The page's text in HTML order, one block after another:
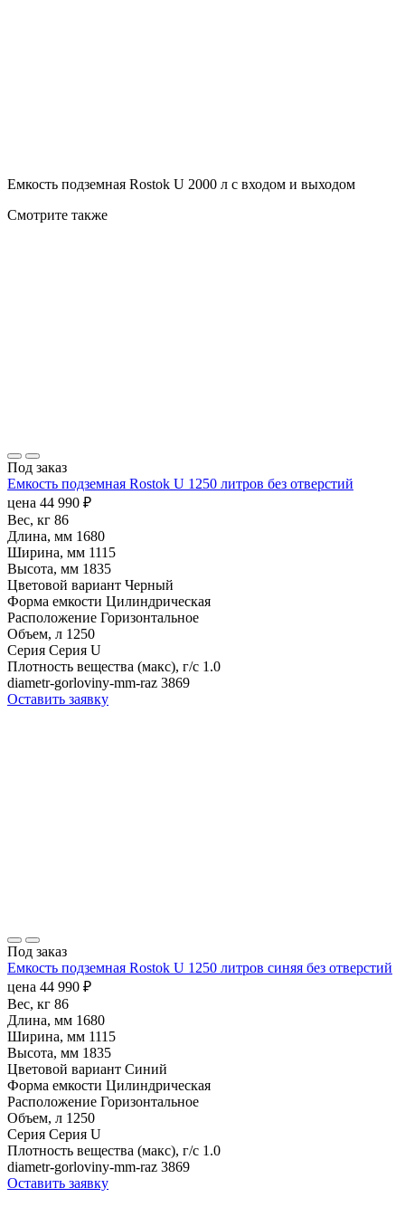
Емкость подземная Rostok U 2000 л с входом и выходом
Смотрите также
Под заказ
Емкость подземная Rostok U 1250 литров без отверстий
цена 44 990 ₽
Вес, кг 86
Длина, мм 1680
Ширина, мм 1115
Высота, мм 1835
Цветовой вариант Черный
Форма емкости Цилиндрическая
Расположение Горизонтальное
Объем, л 1250
Серия Серия U
Плотность вещества (макс), г/с 1.0
diametr-gorloviny-mm-raz 3869
Оставить заявку
Под заказ
Емкость подземная Rostok U 1250 литров синяя без отверстий
цена 44 990 ₽
Вес, кг 86
Длина, мм 1680
Ширина, мм 1115
Высота, мм 1835
Цветовой вариант Синий
Форма емкости Цилиндрическая
Расположение Горизонтальное
Объем, л 1250
Серия Серия U
Плотность вещества (макс), г/с 1.0
diametr-gorloviny-mm-raz 3869
Оставить заявку